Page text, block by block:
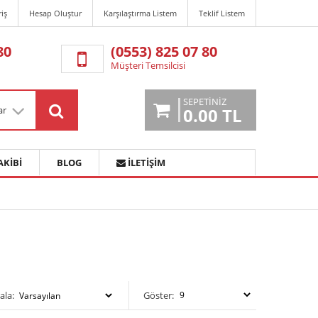
Hesap Oluştur Karşılaştırma Listem Teklif Listem
(0553) 825 07 80
Müşteri Temsilcisi
SEPETINIZ
0.00 TL
BLOG İLETIŞIM
Göster: